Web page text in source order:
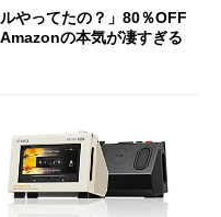
ルやってたの？」80％OFF
の本気が凄すぎる